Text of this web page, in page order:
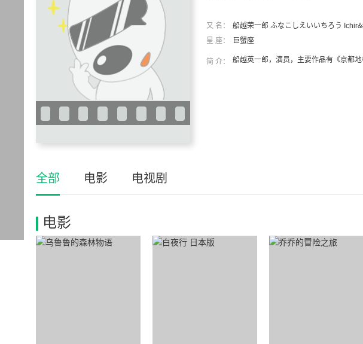
又 名： 船越荣一郎 ふなこしえいいちろう
星 座：
巨蟹座
简 介： 船越英一郎，演员，主要作品有《京都
全部 电影 电视剧
电影